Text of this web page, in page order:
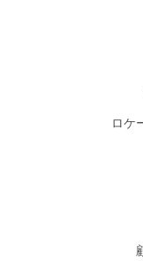
ロケ